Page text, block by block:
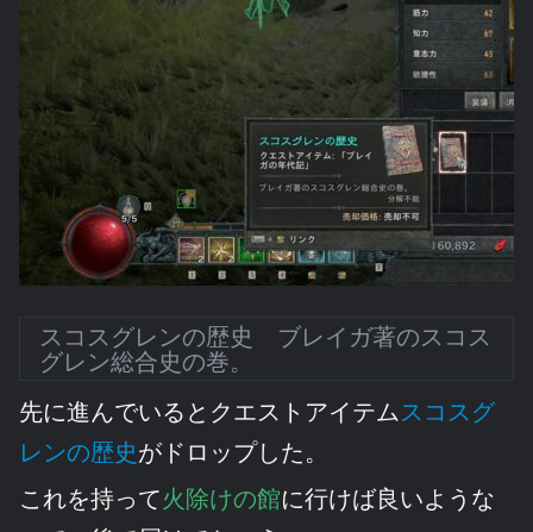
スコスグレンの歴史 ブレイガ著のスコス
グレン総合史の巻。
先に進んでいるとクエストアイテムスコスグ
レンの歴史がドロップした。
これを持って火除けの館に行けば良いような